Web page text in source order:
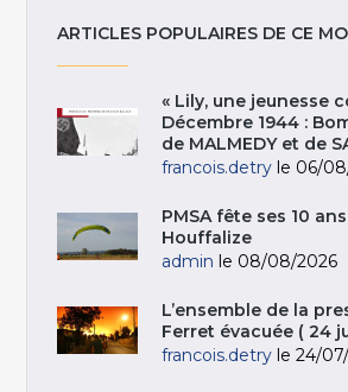
ARTICLES POPULAIRES DE CE
« Lily, une jeunesse
Décembre 1944 :
de MALMEDY et de
francois.detry le 06/
PMSA fête ses 10
Houffalize
admin le 08/08/2026
L’ensemble de la
Ferret évacuée ( 24
francois.detry le 24/